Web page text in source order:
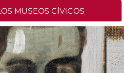
MUSEOS CÍVICOS